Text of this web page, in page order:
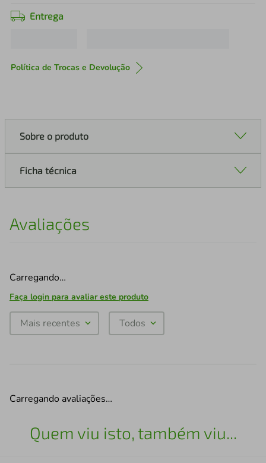
Entrega
Política de Trocas e Devolução
Sobre o produto
Ficha técnica
Avaliações
Carregando…
Faça login para avaliar este produto
Mais recentes Todos
Carregando avaliações…
Quem viu isto, também viu...